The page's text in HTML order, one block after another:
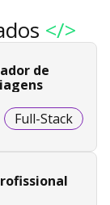
</>
de
Full-Stack